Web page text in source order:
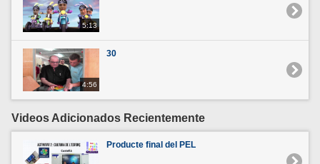
5:13
4:56
30
Videos Adicionados Recientemente
Producte final del PEL